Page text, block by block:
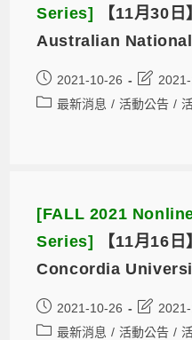
Series]
【11月30
Australian
2021-10-26
最新消息 / 活動公告 /
[FALL 2021
Series]
【11月16
Concordia
2021-10-26
最新消息 / 活動公告 /